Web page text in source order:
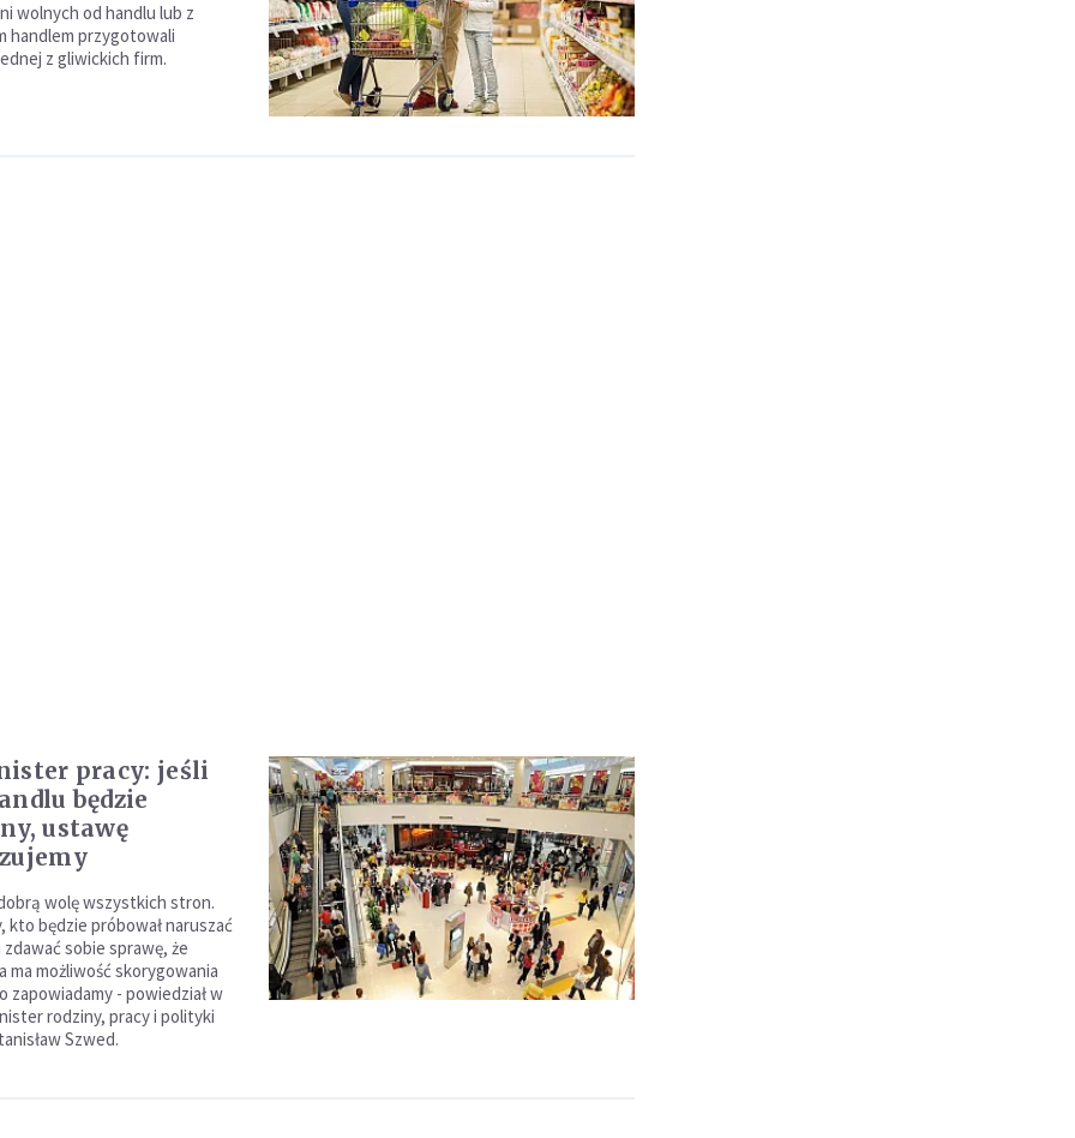
wolnych od handlu lub z
handlem przygotowali
z gliwickich firm.
pracy: jeśli
będzie
ustawę
wolę wszystkich stron.
kto będzie próbował naruszać
sobie sprawę, że
ma możliwość skorygowania
zapowiadamy - powiedział w
rodziny, pracy i polityki
Szwed.